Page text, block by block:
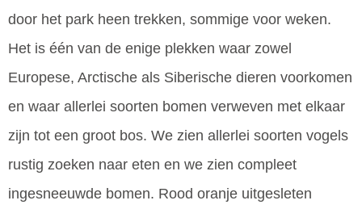
door het park heen trekken, sommige voor weken.
Het is één van de enige plekken waar zowel
Europese, Arctische als Siberische dieren voorkomen
en waar allerlei soorten bomen verweven met elkaar
zijn tot een groot bos. We zien allerlei soorten vogels
rustig zoeken naar eten en we zien compleet
ingesneeuwde bomen. Rood oranje uitgesleten